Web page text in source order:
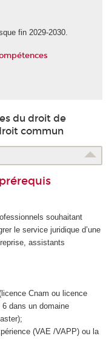
fin 2029-2030.
du droit de
commun
souhaitant
le service juridique d’une
assistants
Cnam ou licence
6dans un domaine
(VAE /VAPP) ou la